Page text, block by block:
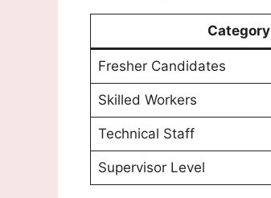
Category
Fresher Candidates
Skilled Workers
Technical Staff
Supervisor Level